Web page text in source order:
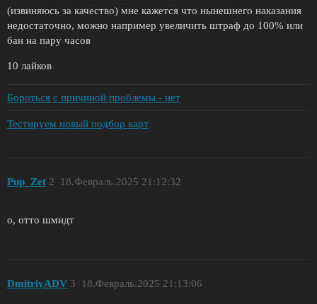
(извиняюсь за качество) мне кажется что нынешнего наказания
недостаточно, можно например увеличить штраф до 100% или
бан на пару часов
10 лайков
Бороться с причиной проблемы - нет
Тестируем новый подбор карт
Pup_Zet 18.Февраль.2025 21:12:32
2
о, отто шмидт
DmitriyADV 18.Февраль.2025 21:13:06
3